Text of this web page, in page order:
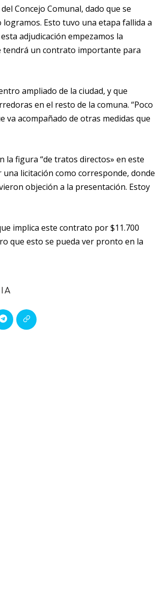
Concejo Comunal, dado que se
Esto tuvo una etapa fallida a
adjudicación empezamos la
tendrá un contrato importante para
ampliado de la ciudad, y que
en el resto de la comuna. “Poco
va acompañado de otras medidas que
la figura “de tratos directos» en este
licitación como corresponde, donde
objeción a la presentación. Estoy
implica este contrato por $11.700
que esto se pueda ver pronto en la